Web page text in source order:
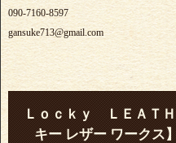
090-7160-8597
gansuke713@gmail.com
Ｌｏｃｋｙ ＬＥＡＴ
キー レザー ワークス